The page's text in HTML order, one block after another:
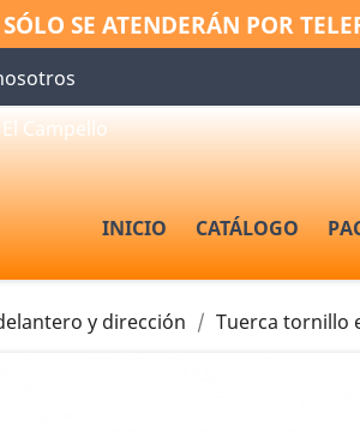
SE ATENDERÁN POR
INICIO CATÁLOGO
y dirección Tuerca tornillo